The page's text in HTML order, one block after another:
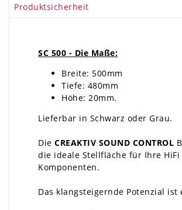
Produktsicherheit
SC 500 - Die Maße:
Breite: 500mm
Tiefe: 480mm
Höhe: 20mm.
Lieferbar in Schwarz oder Grau.
Die CREAKTIV SOUND CONTROL
die ideale Stellfläche für Ihre HiFi
Komponenten.
Das klangsteigernde Potenzial ist